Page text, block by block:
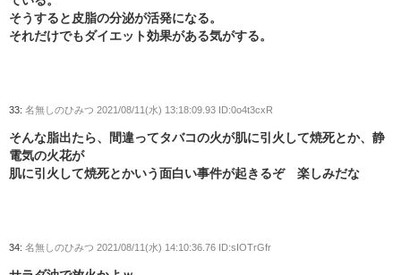
そうすると皮脂の分泌が活発になる。
それだけでもダイエット効果がある気がする。
33: 名無しのひみつ 2021/08/11(水) 13:18:09.93 ID:0o4t3cxR
そんな脂出たら、間違ってタバコの火が肌に引火して焼死とか、静
電気の火花が
肌に引火して焼死とかいう面白い事件が起きるぞ 楽しみだな
34: 名無しのひみつ 2021/08/11(水) 14:10:36.76 ID:sIOTrGfr